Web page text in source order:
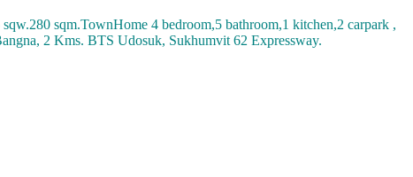
sqm.TownHome 4 bedroom,5 bathroom,1 kitchen,2 carpark ,
2 Kms. BTS Udosuk, Sukhumvit 62 Expressway.